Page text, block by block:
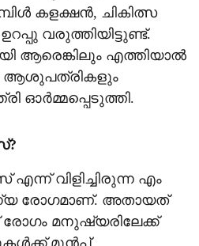
കളക്ഷന്‍, ചികിത്സ
വരുത്തിയിട്ടുണ്ട്.
ആരെങ്കിലും എത്തിയാല്‍
ഓര്‍മ്മപ്പെടുത്തി.
എന്ന് വിളിച്ചിരുന്ന എം
രോഗമാണ്. അതായത്
രോഗം മനുഷ്യരിലേക്ക്
മുന്‍പ്